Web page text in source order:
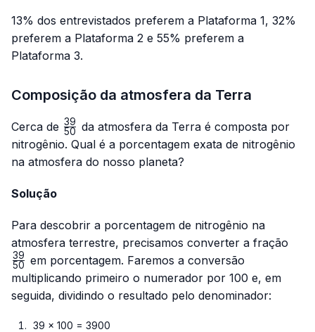
13% dos entrevistados preferem a Plataforma 1, 32%
preferem a Plataforma 2 e 55% preferem a
Plataforma 3.
Composição da atmosfera da Terra
Cerca de \frac{39}
{50}
50
39 da atmosfera da Terra é composta por
nitrogênio. Qual é a porcentagem exata de nitrogênio
na atmosfera do nosso planeta?
Solução
Para descobrir a porcentagem de nitrogênio na
atmosfera terrestre, precisamos converter a fração
50
39 em porcentagem. Faremos a conversão
multiplicando primeiro o numerador por 100 e, em
seguida, dividindo o resultado pelo denominador:
39 × 100 = 3900